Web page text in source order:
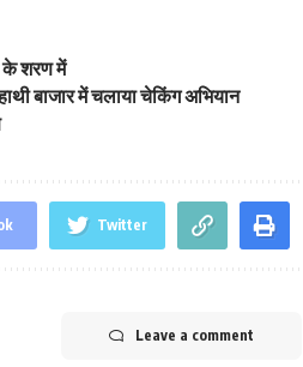
के शरण में
बाजार में चलाया चेकिंग अभियान
Twitter
Leave a comment